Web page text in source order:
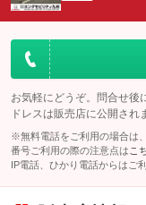
：装備なし
お気軽にどうぞ。問合せ後
ドレスは販売店に公開され
※無料電話をご利用の場合は
番号ご利用の際の注意点は こ
IP電話、ひかり電話からはご